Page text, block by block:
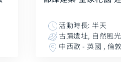
活動時長: 半天
古蹟遺址, 自然風光
中西歐 - 英國 , 倫敦